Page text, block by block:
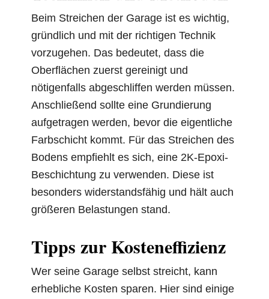
Beim Streichen der Garage ist es wichtig,
gründlich und mit der richtigen Technik
vorzugehen. Das bedeutet, dass die
Oberflächen zuerst gereinigt und
nötigenfalls abgeschliffen werden müssen.
Anschließend sollte eine Grundierung
aufgetragen werden, bevor die eigentliche
Farbschicht kommt. Für das Streichen des
Bodens empfiehlt es sich, eine 2K-Epoxi-
Beschichtung zu verwenden. Diese ist
besonders widerstandsfähig und hält auch
größeren Belastungen stand.
Tipps zur Kosteneffizienz
Wer seine Garage selbst streicht, kann
erhebliche Kosten sparen. Hier sind einige